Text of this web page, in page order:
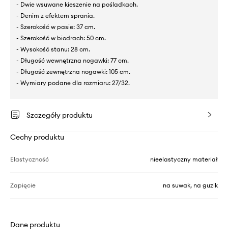
- Dwie wsuwane kieszenie na pośladkach.
- Denim z efektem sprania.
- Szerokość w pasie: 37 cm.
- Szerokość w biodrach: 50 cm.
- Wysokość stanu: 28 cm.
- Długość wewnętrzna nogawki: 77 cm.
- Długość zewnętrzna nogawki: 105 cm.
- Wymiary podane dla rozmiaru: 27/32.
Szczegóły produktu
Cechy produktu
Elastyczność nieelastyczny materiał
Zapięcie na suwak, na guzik
Dane produktu